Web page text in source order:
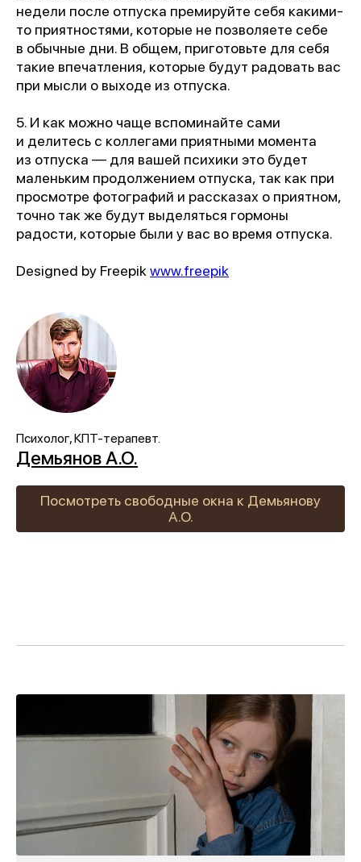
недели после отпуска премируйте себя какими-
то приятностями, которые не позволяете себе
в обычные дни. В общем, приготовьте для себя
такие впечатления, которые будут радовать вас
при мысли о выходе из отпуска.
5. И как можно чаще вспоминайте сами
и делитесь с коллегами приятными момента
из отпуска — для вашей психики это будет
маленьким продолжением отпуска, так как при
просмотре фотографий и рассказах о приятном,
точно так же будут выделяться гормоны
радости, которые были у вас во время отпуска.
Designed by Freepikwww.freepik
Психолог, КПТ-терапевт.
Демьянов А.О.
Посмотреть свободные окна к Демьянову
А.О.